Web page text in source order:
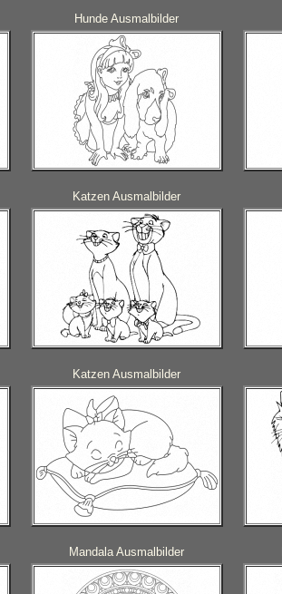
Hunde Ausmalbilder
Katzen Ausmalbilder
Katzen Ausmalbilder
Mandala Ausmalbilder